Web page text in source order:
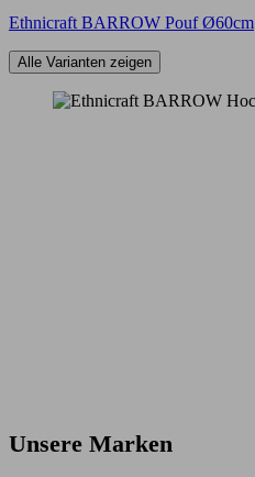
Ethnicraft BARROW Pouf Ø60cm
Alle Varianten zeigen
Unsere Marken